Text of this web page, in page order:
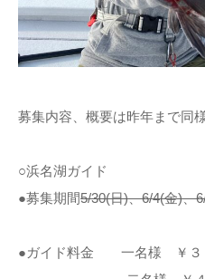
募集内容、概要は昨年まで同
○浜名湖ガイド
●募集期間5/30(日)、6/4(金)、
●ガイド料金 一名様 ￥３